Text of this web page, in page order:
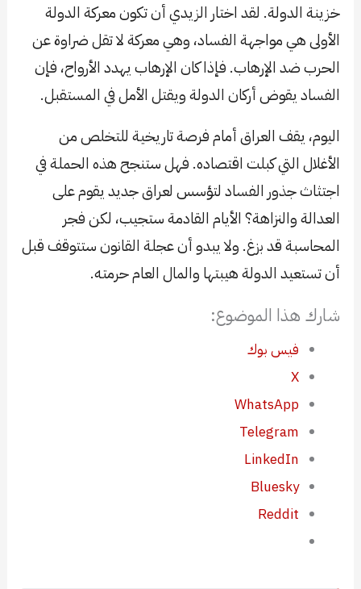
خزينة الدولة. لقد اختار الزيدي أن تكون معركة الدولة
الأولى هي مواجهة الفساد، وهي معركة لا تقل ضراوة عن
الحرب ضد الإرهاب. فإذا كان الإرهاب يهدد الأرواح، فإن
الفساد يقوض أركان الدولة ويقتل الأمل في المستقبل.
اليوم، يقف العراق أمام فرصة تاريخية للتخلص من
الأغلال التي كبلت اقتصاده. فهل ستنجح هذه الحملة في
اجتثاث جذور الفساد لتؤسس لعراق جديد يقوم على
العدالة والنزاهة؟ الأيام القادمة ستجيب، لكن فجر
المحاسبة قد بزغ. ولا يبدو أن عجلة القانون ستتوقف قبل
أن تستعيد الدولة هيبتها والمال العام حرمته.
شارك هذا الموضوع:
فيس بوك
X
WhatsApp
Telegram
LinkedIn
Bluesky
Reddit